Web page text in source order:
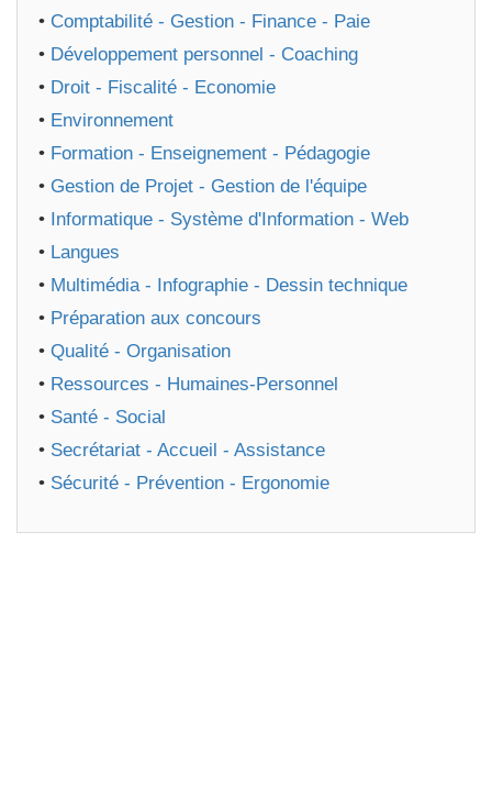
• Comptabilité - Gestion - Finance - Paie
• Développement personnel - Coaching
• Droit - Fiscalité - Economie
• Environnement
• Formation - Enseignement - Pédagogie
• Gestion de Projet - Gestion de l'équipe
• Informatique - Système d'Information - Web
• Langues
• Multimédia - Infographie - Dessin technique
• Préparation aux concours
• Qualité - Organisation
• Ressources - Humaines-Personnel
• Santé - Social
• Secrétariat - Accueil - Assistance
• Sécurité - Prévention - Ergonomie